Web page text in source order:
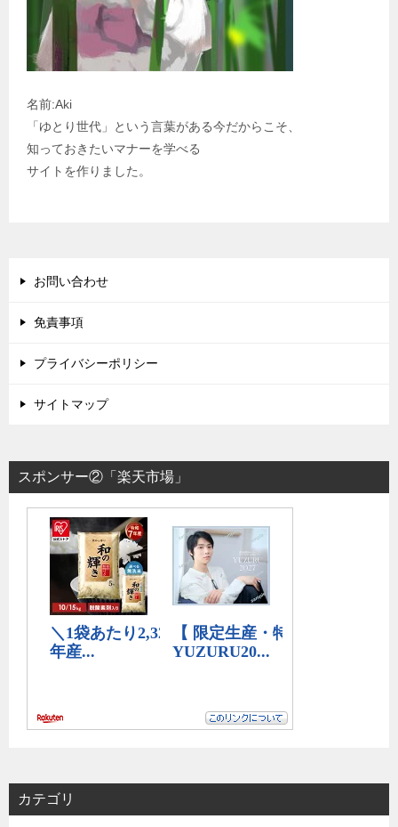
名前:Aki
「ゆとり世代」という言葉がある今だからこそ、
知っておきたいマナーを学べる
サイトを作りました。
お問い合わせ
免責事項
プライバシーポリシー
サイトマップ
スポンサー②「楽天市場」
カテゴリ